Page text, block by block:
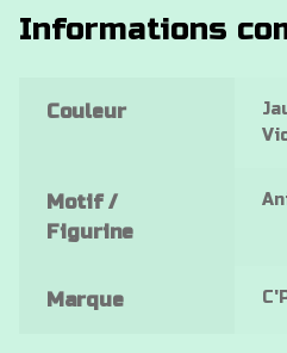
Informations
Couleur
Motif /
Figurine
Marque